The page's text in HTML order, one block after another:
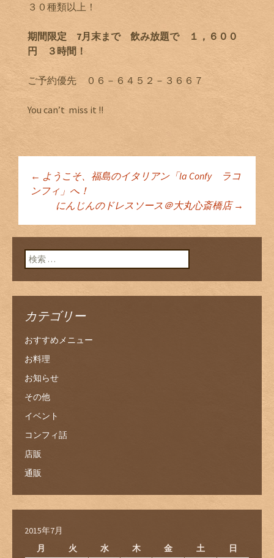
３０種類以上！
期間限定 7月末まで 飲み放題で １，６００
円 ３時間！
ご予約優先 ０６－６４５２－３６６７
You can’t miss it !!
投稿ナビゲーショ
ン
← ようこそ、福島のイタリアン「la Confy ラコ
ンフィ」へ！
にんじんのドレスソース＠大丸心斎橋店→
検索:
カテゴリー
おすすめメニュー
お料理
お知らせ
その他
イベント
コンフィ話
店販
通販
2015年7月
月
火 水 木 金 土 日